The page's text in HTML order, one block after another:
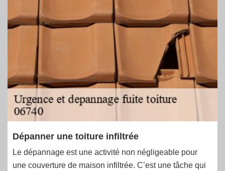
Dépanner une toiture infiltrée
Le dépannage est une activité non négligeable pour
une couverture de maison infiltrée. C’est une tâche qui